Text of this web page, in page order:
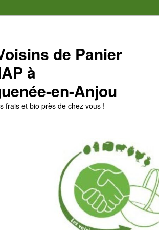
de Panier
à
en-Anjou
frais et bio près de chez vous !